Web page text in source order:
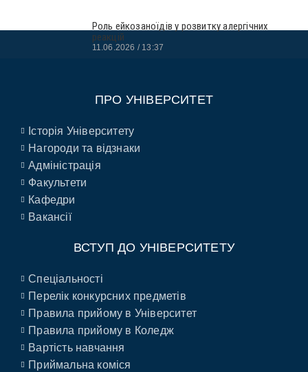
Роль ейкозаноїдів у розвитку алергічних
реакцій
11.06.2026 13:37
ПРО УНІВЕРСИТЕТ
Історія Університету
Нагороди та відзнаки
Адміністрація
Факультети
Кафедри
Вакансії
ВСТУП ДО УНІВЕРСИТЕТУ
Спеціальності
Перелік конкурсних предметів
Правила прийому в Університет
Правила прийому в Коледж
Вартість навчання
Приймальна коміся